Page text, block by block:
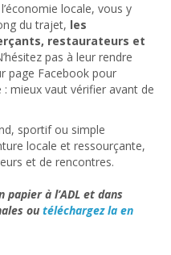
locale, vous y
du trajet, les
restaurateurs et
pas à leur rendre
page Facebook pour
: mieux vaut vérifier avant de
sportif ou simple
locale et ressourçante,
et de rencontres.
à l’ADL et dans
ou téléchargez la en